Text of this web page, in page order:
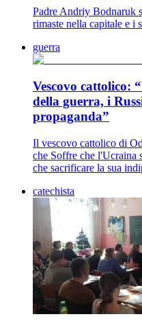
Padre Andriy Bodnaruk
rimaste nella capitale e i
guerra
Vescovo cattolico:
della guerra, i
propaganda”
Il vescovo cattolico di
che Soffre che l'Ucraina
che sacrificare la sua
catechista